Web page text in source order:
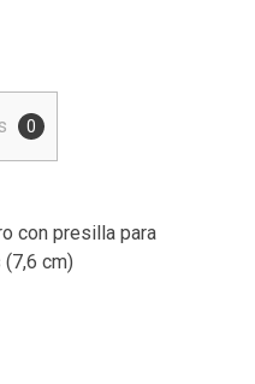
0
con presilla para
cm)